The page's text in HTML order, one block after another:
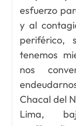
esfuerzo
y al
periférico,
tenemos
nos
Chacal del
Lima,